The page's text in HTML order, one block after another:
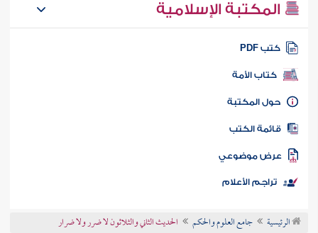
المكتبة الإسلامية
كتب PDF
كتاب الأمة
المكتبة
الكتب
موضوعي
تراجم الأعلام
الرئيسية جامع العلوم والحكم الحديث الثاني والثلاثون لا ضرر ولا ضرار